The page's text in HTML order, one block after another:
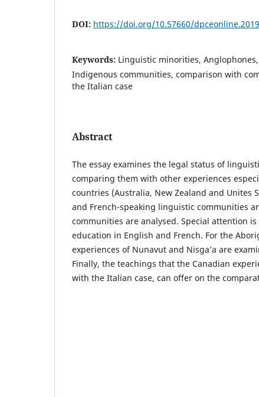
DOI: https://doi.org/10.57660/
Keywords: Linguistic minorities,
Indigenous communities, comparison with
the Italian case
Abstract
The essay examines the legal status of
comparing them with other experiences
countries (Australia, New Zealand and Unites
and French-speaking linguistic communities
communities are analysed. Special attention
education in English and French. For the
experiences of Nunavut and Nisga’a are
Finally, the teachings that the Canadian
with the Italian case, can offer on the